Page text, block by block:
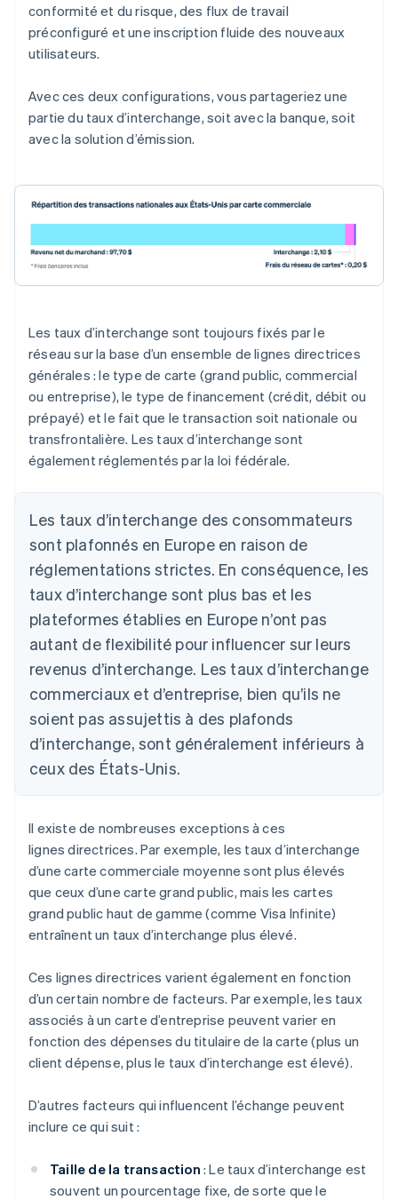
conformité et du risque, des flux de travail
préconfiguré et une inscription fluide des nouveaux
utilisateurs.
Avec ces deux configurations, vous partageriez une
partie du taux d’interchange, soit avec la banque, soit
avec la solution d’émission.
Les taux d’interchange sont toujours fixés par le
réseau sur la base d’un ensemble de lignes directrices
générales : le type de carte (grand public, commercial
ou entreprise), le type de financement (crédit, débit ou
prépayé) et le fait que le transaction soit nationale ou
transfrontalière. Les taux d’interchange sont
également réglementés par la loi fédérale.
Les taux d’interchange des consommateurs
sont plafonnés en Europe en raison de
réglementations strictes. En conséquence, les
taux d’interchange sont plus bas et les
plateformes établies en Europe n’ont pas
autant de flexibilité pour influencer sur leurs
revenus d’interchange. Les taux d’interchange
commerciaux et d’entreprise, bien qu’ils ne
soient pas assujettis à des plafonds
d’interchange, sont généralement inférieurs à
ceux des États-Unis.
Il existe de nombreuses exceptions à ces
lignes directrices. Par exemple, les taux d’interchange
d’une carte commerciale moyenne sont plus élevés
que ceux d’une carte grand public, mais les cartes
grand public haut de gamme (comme Visa Infinite)
entraînent un taux d’interchange plus élevé.
Ces lignes directrices varient également en fonction
d’un certain nombre de facteurs. Par exemple, les taux
associés à un carte d’entreprise peuvent varier en
fonction des dépenses du titulaire de la carte (plus un
client dépense, plus le taux d’interchange est élevé).
D’autres facteurs qui influencent l’échange peuvent
inclure ce qui suit :
Taille de la transaction : Le taux d’interchange est
souvent un pourcentage fixe, de sorte que le